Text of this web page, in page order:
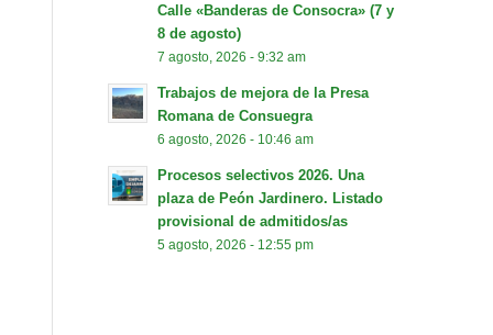
Calle «Banderas de Consocra» (7 y
8 de agosto)
7 agosto, 2026 - 9:32 am
Trabajos de mejora de la Presa
Romana de Consuegra
6 agosto, 2026 - 10:46 am
Procesos selectivos 2026. Una
plaza de Peón Jardinero. Listado
provisional de admitidos/as
5 agosto, 2026 - 12:55 pm